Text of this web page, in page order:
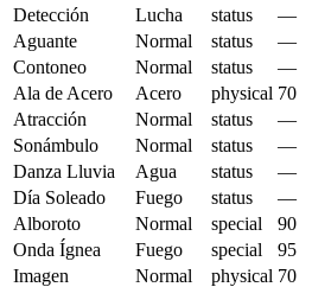
Detección
Lucha status —
Aguante
Normal status —
Contoneo
Normal status —
Ala de Acero
Acero physical 70
Atracción
Normal status —
Sonámbulo
Normal status —
Danza Lluvia
Agua status —
Día Soleado
Fuego status —
Alboroto
Normal special 90
Onda Ígnea
Fuego special 95
Imagen
Normal physical 70